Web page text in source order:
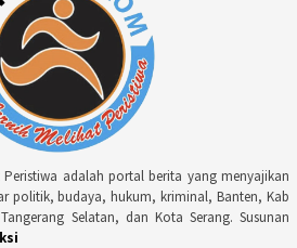
adalah portal berita yang menyajikan
politik, budaya, hukum, kriminal, Banten, Kab
Selatan, dan Kota Serang. Susunan